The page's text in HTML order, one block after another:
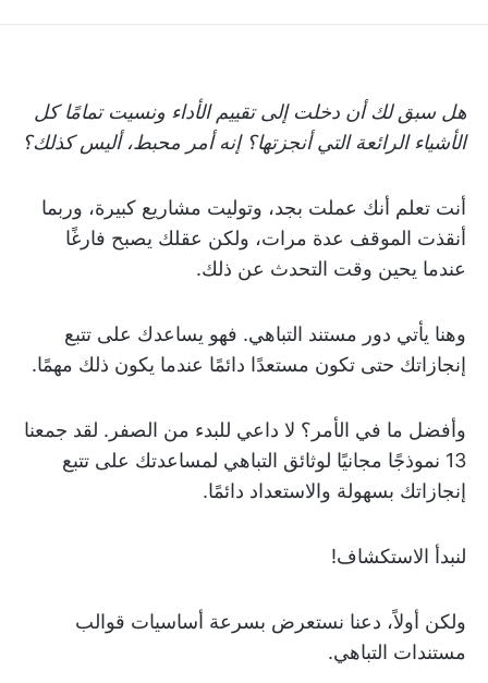
هل سبق لك أن دخلت إلى تقييم الأداء ونسيت تمامًا كل
الأشياء الرائعة التي أنجزتها؟ إنه أمر محبط، أليس كذلك؟
أنت تعلم أنك عملت بجد، وتوليت مشاريع كبيرة، وربما
أنقذت الموقف عدة مرات، ولكن عقلك يصبح فارغًا
عندما يحين وقت التحدث عن ذلك.
وهنا يأتي دور مستند التباهي. فهو يساعدك على تتبع
إنجازاتك حتى تكون مستعدًا دائمًا عندما يكون ذلك مهمًا.
وأفضل ما في الأمر؟ لا داعي للبدء من الصفر. لقد جمعنا
13 نموذجًا مجانيًا لوثائق التباهي لمساعدتك على تتبع
إنجازاتك بسهولة والاستعداد دائمًا.
لنبدأ الاستكشاف!
ولكن أولاً، دعنا نستعرض بسرعة أساسيات قوالب
مستندات التباهي.